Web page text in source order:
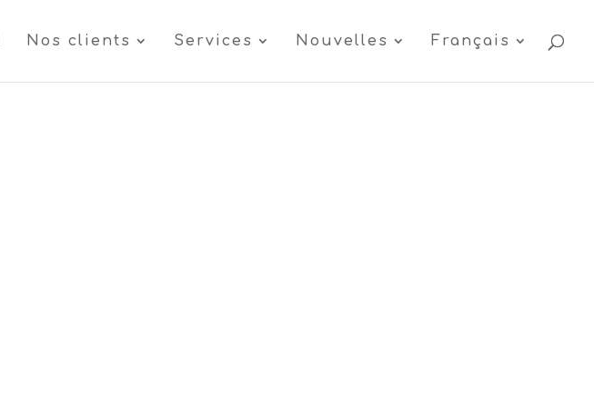
Nos clients Services Nouvelles Français